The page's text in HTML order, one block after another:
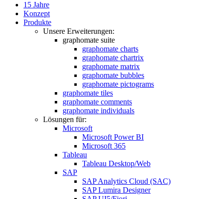
15 Jahre
Konzept
Produkte
Unsere Erweiterungen:
graphomate suite
graphomate charts
graphomate chartrix
graphomate matrix
graphomate bubbles
graphomate pictograms
graphomate tiles
graphomate comments
graphomate individuals
Lösungen für:
Microsoft
Microsoft Power BI
Microsoft 365
Tableau
Tableau Desktop/Web
SAP
SAP Analytics Cloud (SAC)
SAP Lumira Designer